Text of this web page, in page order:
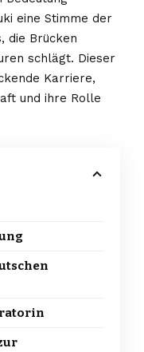
eine Stimme der
die Brücken
schlägt. Dieser
Karriere,
und ihre Rolle